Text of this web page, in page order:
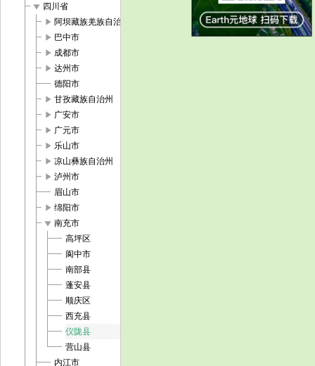
play_arrow 四川省
play_arrow 阿坝藏族羌族自治州
play_arrow 巴中市
play_arrow 成都市
play_arrow 达州市
德阳市
play_arrow 甘孜藏族自治州
play_arrow 广安市
play_arrow 广元市
play_arrow 乐山市
play_arrow 凉山彝族自治州
play_arrow 泸州市
眉山市
play_arrow 绵阳市
play_arrow 南充市
高坪区
阆中市
南部县
蓬安县
顺庆区
西充县
仪陇县
营山县
内江市